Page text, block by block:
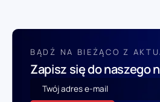
BĄDŹ NA BIEŻĄCO Z
Zapisz się do naszego